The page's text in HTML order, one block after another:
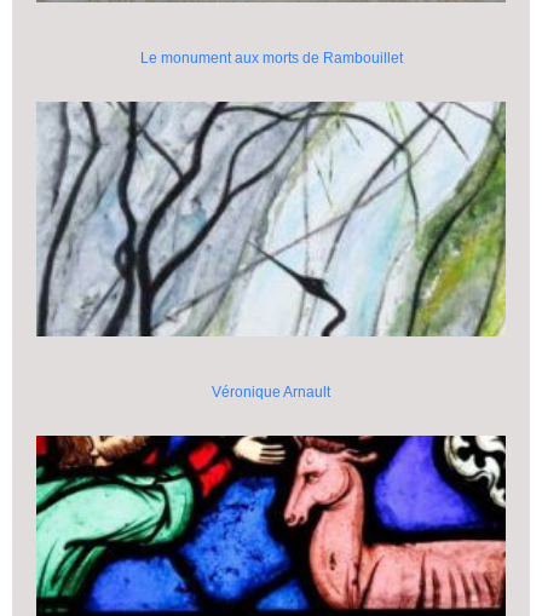
Le monument aux morts de Rambouillet
Véronique Arnault